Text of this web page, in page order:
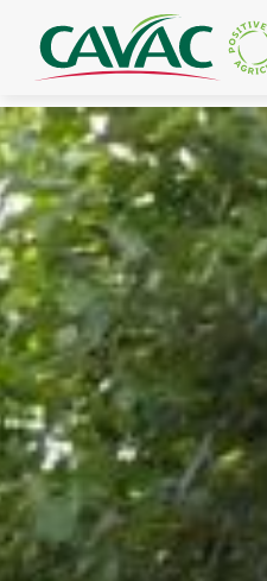
Panneau de gestion des cookies